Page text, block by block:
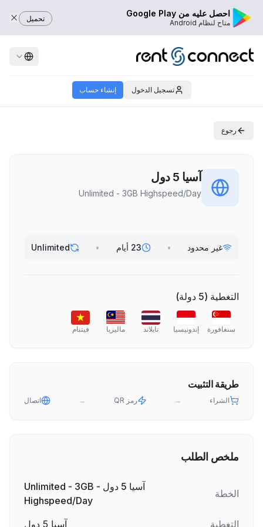
احصل عليه من Google Play
متاح لنظام Android تحميل
تسجيل الدخول إنشاء حساب
رجوع
آسيا 5 دول
Unlimited - 3GB Highspeed/Day
غير محدود • 23 أيام •
Unlimited
التغطية (
5 دولة)
سنغافورة إندونيسيا تايلاند ماليزيا فيتنام
طريقة التثبيت
الشراء → رمز QR → اتصال
ملخص الطلب
الخطة
آسيا 5 دول - Unlimited - 3GB
Highspeed/Day
التغطية
آسيا 5 دول